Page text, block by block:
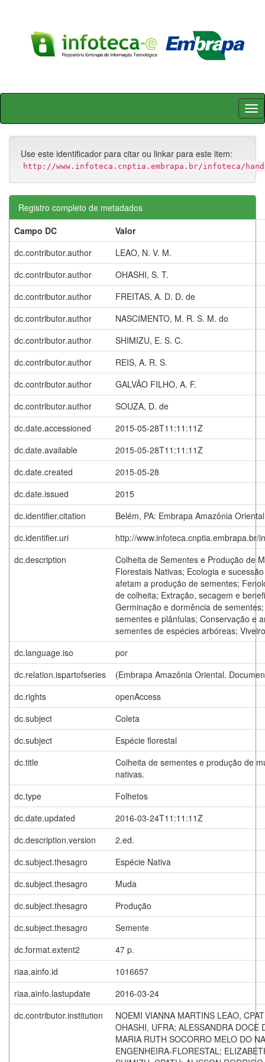
Skip
Use este identificador para citar ou linkar para este item:
http://www.infoteca.cnptia.embrapa.br/infoteca/
Registro completo de metadados
Campo DC
Valor
dc.contributor.author
LEAO, N. V. M.
dc.contributor.author
OHASHI, S. T.
dc.contributor.author
FREITAS, A. D. D. de
dc.contributor.author
NASCIMENTO, M. R. S. M. do
dc.contributor.author
SHIMIZU, E. S. C.
dc.contributor.author
REIS, A. R. S.
dc.contributor.author
GALVÃO FILHO, A. F.
dc.contributor.author
SOUZA, D. de
dc.date.accessioned
2015-05-28T11:11:11Z
dc.date.available
2015-05-28T11:11:11Z
dc.date.created
2015-05-28
dc.date.issued
2015
dc.identifier.citation
Belém, PA: Embrapa Amazônia
dc.identifier.uri
http://www.infoteca.cnptia.embrapa.br/
dc.description
Colheita de Sementes e Produção de
Florestais Nativas; Ecologia e
afetam a produção de sementes;
de colheita; Extração, secagem e
Germinação e dormência de
sementes e plântulas; Conservação e
sementes de espécies arbóreas;
dc.language.iso
por
dc.relation.ispartofseries
(Embrapa Amazônia Oriental.
dc.rights
openAccess
dc.subject
Coleta
dc.subject
Espécie florestal
dc.title
Colheita de sementes e produção de
nativas.
dc.type
Folhetos
dc.date.updated
2016-03-24T11:11:11Z
dc.description.version
2.ed.
dc.subject.thesagro
Espécie Nativa
dc.subject.thesagro
Muda
dc.subject.thesagro
Produção
dc.subject.thesagro
Semente
dc.format.extent2
47 p.
riaa.ainfo.id
1016657
riaa.ainfo.lastupdate
2016-03-24
dc.contributor.institution
NOEMI VIANNA MARTINS LEAO,
OHASHI, UFRA; ALESSANDRA DOCE
MARIA RUTH SOCORRO MELO DO
ENGENHEIRA-FLORESTAL;